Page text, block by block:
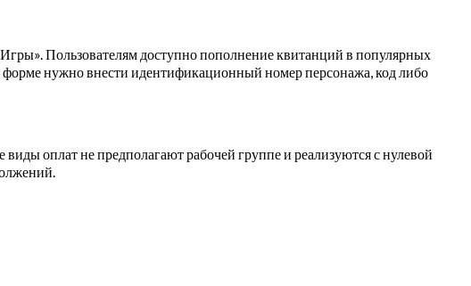
Пользователям доступно пополнение квитанций в популярных
нужно внести идентификационный номер персонажа, код либо
оплат не предполагают рабочей группе и реализуются с нулевой